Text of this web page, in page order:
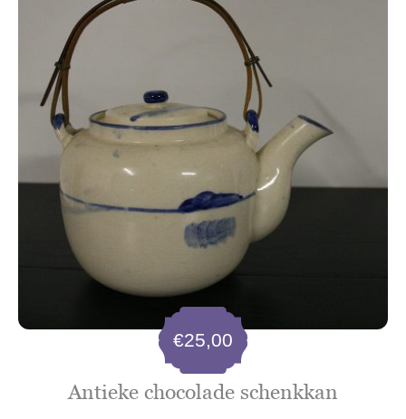
Antieke chocolade schenkkan
€25,00